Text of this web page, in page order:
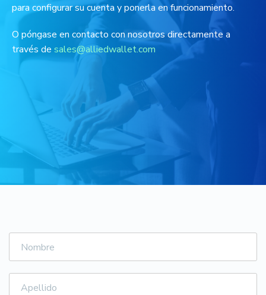
para configurar su cuenta y ponerla en funcionamiento.
O póngase en contacto con nosotros directamente a
través de sales@alliedwallet.com